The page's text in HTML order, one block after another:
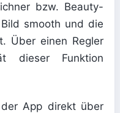
bzw. Beauty-
smooth und die
Über einen Regler
dieser Funktion
App direkt über